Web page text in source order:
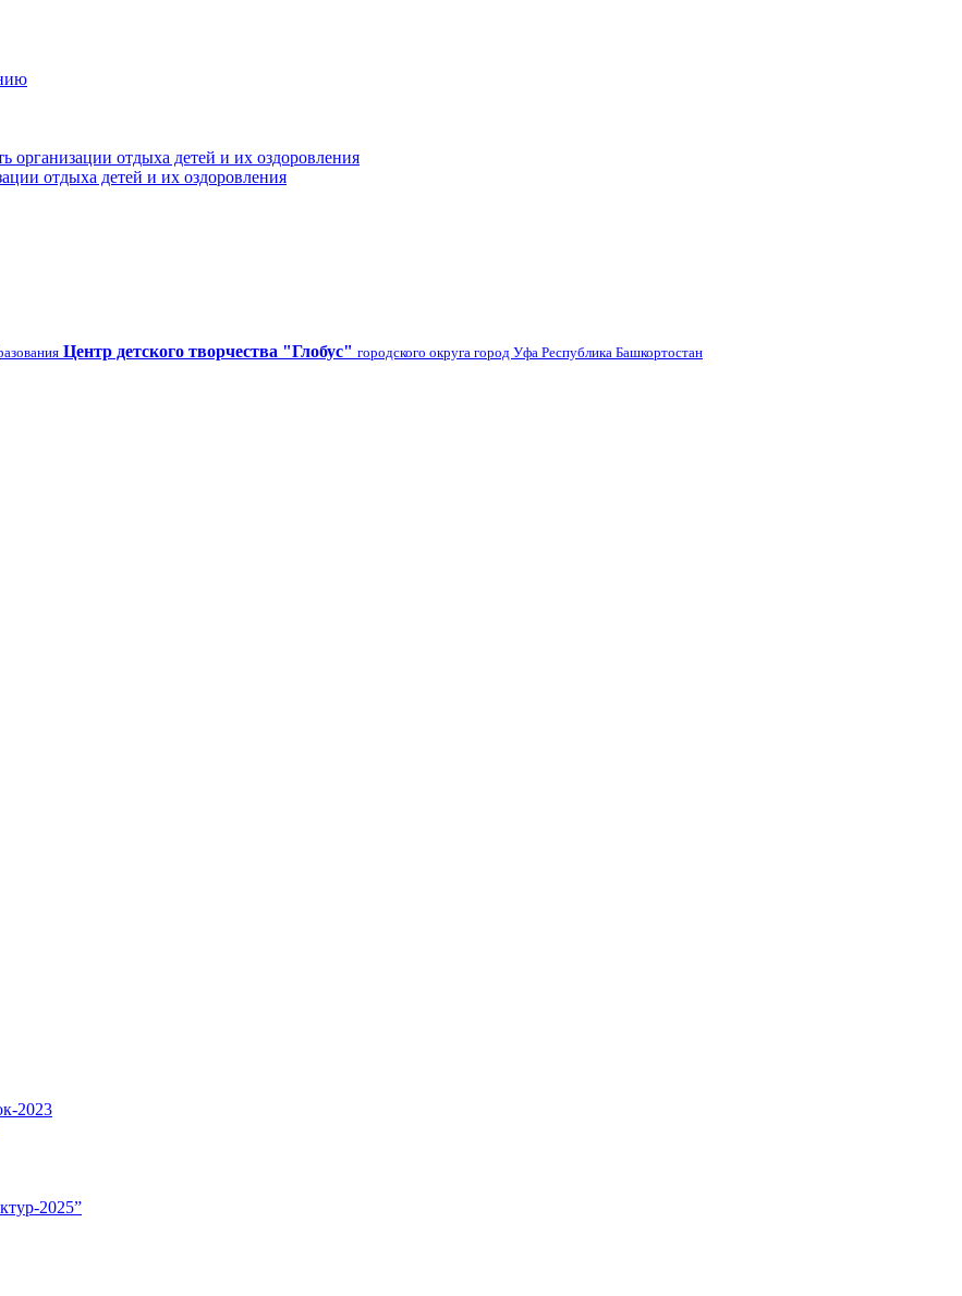
организации отдыха детей и их оздоровления
отдыха детей и их оздоровления
Центр детского творчества "Глобус" городского округа город Уфа Республика Башкортостан
2023
2025”